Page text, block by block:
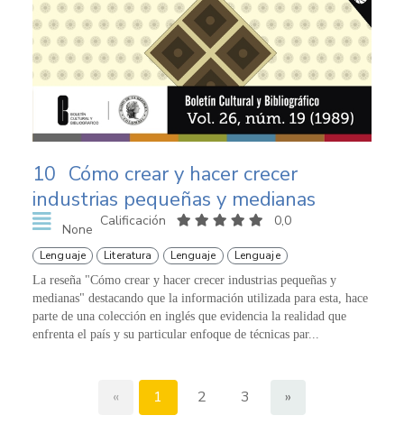
10 Cómo crear y hacer crecer
industrias pequeñas y medianas
None
Calificación 0,0
Lenguaje Literatura Lenguaje Lenguaje
La reseña "Cómo crear y hacer crecer industrias pequeñas y
medianas" destacando que la información utilizada para esta, hace
parte de una colección en inglés que evidencia la realidad que
enfrenta el país y su particular enfoque de técnicas par...
« 1 2 3 »